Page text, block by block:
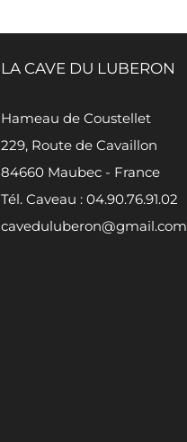
LA CAVE DU LUBERON
Hameau de Coustellet
229, Route de Cavaillon
84660 Maubec - France
Tél. Caveau : 04.90.76.91.02
caveduluberon@gmail.com